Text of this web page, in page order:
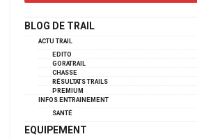
BLOG DE TRAIL
ACTU TRAIL
EDITO
GORATRAIL
CHASSE
RÉSULTATS TRAILS
PREMIUM
INFOS ENTRAINEMENT
SANTÉ
EQUIPEMENT